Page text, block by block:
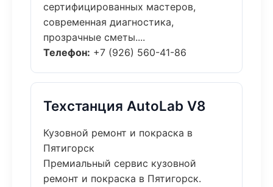
сертифицированных мастеров,
современная диагностика,
прозрачные сметы....
Телефон: +7 (926) 560-41-86
Техстанция AutoLab V8
Кузовной ремонт и покраска в
Пятигорск
Премиальный сервис кузовной
ремонт и покраска в Пятигорск.